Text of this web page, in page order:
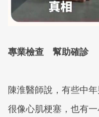
專業檢查 幫助確診
陳淮醫師說，有些中
很像心肌梗塞，也有